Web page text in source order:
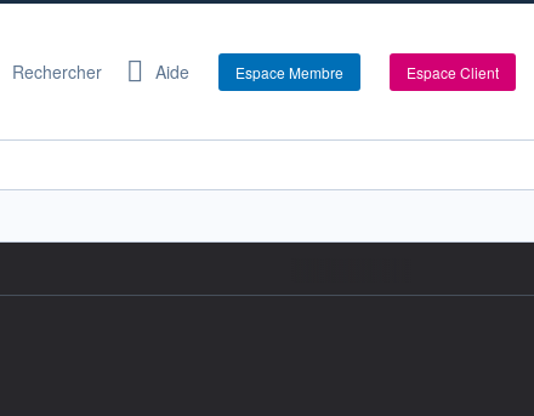
Rechercher Aide Espace Membre Espace Client